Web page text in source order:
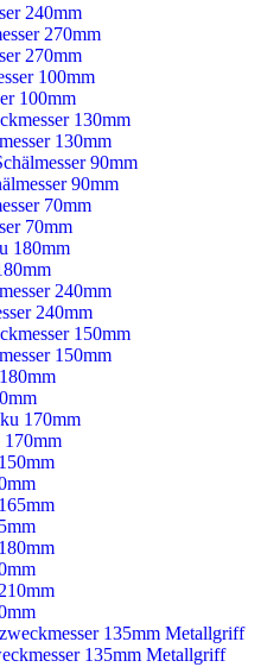
240mm
270mm
100mm
130mm
90mm
70mm
240mm
150mm
135mm Metallgriff